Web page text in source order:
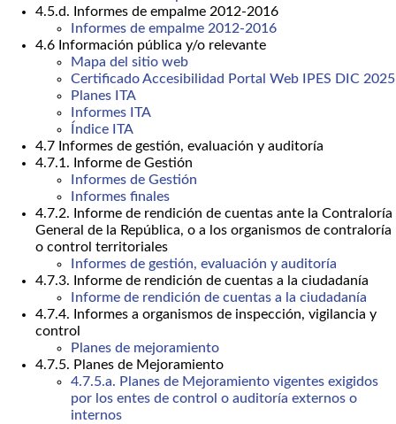
4.5.d. Informes de empalme 2012-2016
Informes de empalme 2012-2016
4.6 Información pública y/o relevante
Mapa del sitio web
Certificado Accesibilidad Portal Web IPES DIC 2025
Planes ITA
Informes ITA
Índice ITA
4.7 Informes de gestión, evaluación y auditoría
4.7.1. Informe de Gestión
Informes de Gestión
Informes finales
4.7.2. Informe de rendición de cuentas ante la Contraloría
General de la República, o a los organismos de contraloría
o control territoriales
Informes de gestión, evaluación y auditoría
4.7.3. Informe de rendición de cuentas a la ciudadanía
Informe de rendición de cuentas a la ciudadanía
4.7.4. Informes a organismos de inspección, vigilancia y
control
Planes de mejoramiento
4.7.5. Planes de Mejoramiento
4.7.5.a. Planes de Mejoramiento vigentes exigidos
por los entes de control o auditoría externos o
internos